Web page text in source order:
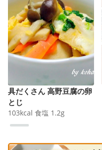
具だくさん 高野豆腐の卵
とじ
103kcal 食塩 1.2g